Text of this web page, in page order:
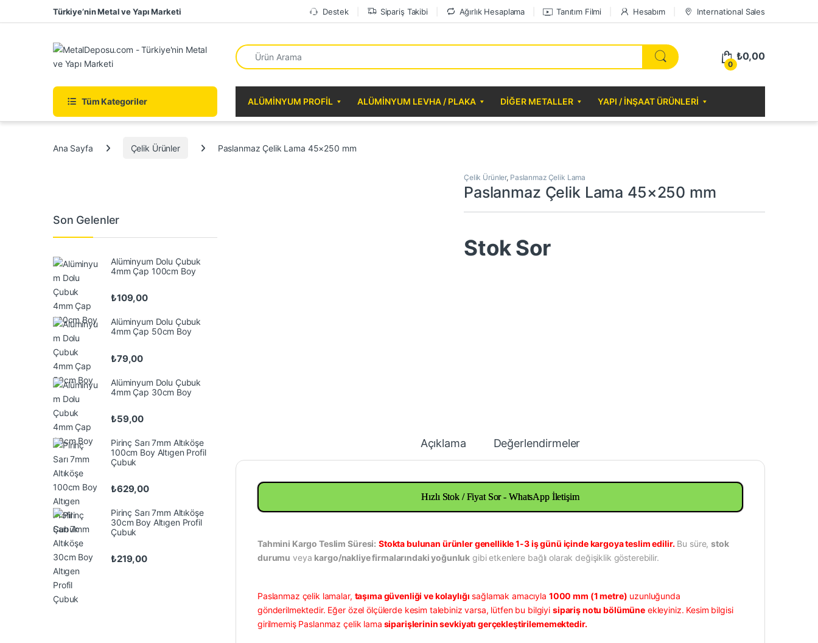
Skip to navigation
Skip to contentTürkiye’nin Metal ve Yapı Marketi Destek Sipariş Takibi Ağırlık Hesaplama Tanıtım Filmi Hesabım International Sales
Search for:
0
₺0,00
Tüm Kategoriler ALÜMINYUM PROFIL ALÜMINYUM LEVHA / PLAKA DIĞER METALLER YAPI / İNŞAAT ÜRÜNLERI
Ana Sayfa Çelik Ürünler Paslanmaz Çelik Lama 45×250 mm
Çelik Ürünler, Paslanmaz Çelik Lama
Paslanmaz Çelik Lama 45×250 mm
Stok Sor
Açıklama Değerlendirmeler
Hızlı Stok / Fiyat Sor - WhatsApp İletişim
Tahmini Kargo Teslim Süresi: Stokta bulunan ürünler genellikle 1-3 iş günü içinde kargoya teslim edilir. Bu süre,stok
durumu veya kargo/nakliye firmalarındaki yoğunluk gibi etkenlere bağlı olarak değişiklik gösterebilir.
Paslanmaz çelik lamalar, taşıma güvenliği ve kolaylığı sağlamak amacıyla 1000 mm (1 metre) uzunluğunda
gönderilmektedir. Eğer özel ölçülerde kesim talebiniz varsa, lütfen bu bilgiyi sipariş notu bölümüne ekleyiniz. Kesim bilgisi
girilmemiş Paslanmaz çelik lama siparişlerinin sevkiyatı gerçekleştirilememektedir.
Son Gelenler
Alüminyum Dolu Çubuk
4mm Çap 100cm Boy
₺109,00
Alüminyum Dolu Çubuk
4mm Çap 50cm Boy
₺79,00
Alüminyum Dolu Çubuk
4mm Çap 30cm Boy
₺59,00
Pirinç Sarı 7mm Altıköşe
100cm Boy Altıgen Profil
Çubuk
₺629,00
Pirinç Sarı 7mm Altıköşe
30cm Boy Altıgen Profil
Çubuk
₺219,00